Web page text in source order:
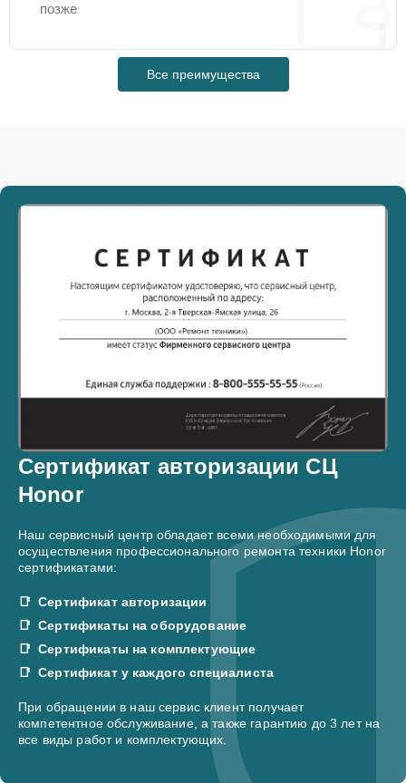
позже
Все преимущества
Сертификат авторизации СЦ
Honor
Наш сервисный центр обладает всеми необходимыми для
осуществления профессионального ремонта техники Honor
сертификатами:
Сертификат авторизации
Сертификаты на оборудование
Сертификаты на комплектующие
Сертификат у каждого специалиста
При обращении в наш сервис клиент получает
компетентное обслуживание, а также гарантию до 3 лет на
все виды работ и комплектующих.